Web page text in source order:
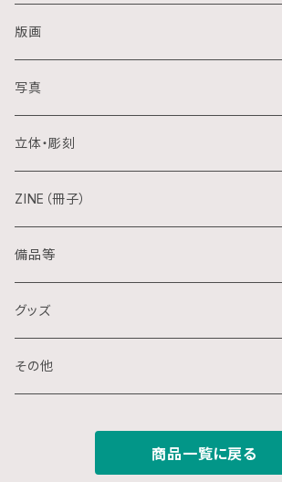
油画
アクリル画
日本画
水彩画
クレパス画
水墨画
スプレー画
版画
銅版画
木版画
シルクスクリーン
リトグラフ
デジタル
ステンシル
デジタルプリント
写真
立体・彫刻
陶芸
金属
石
木
ZINE（冊子）
備品等
グッズ
ポストカード
その他
商品一覧に戻る